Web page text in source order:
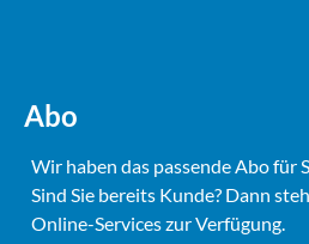
Abo
Wir haben das passende Abo für
Sind Sie bereits Kunde? Dann
Online-Services zur Verfügung.